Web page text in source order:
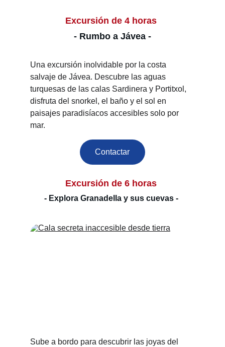
Excursión de 4 horas
- Rumbo a Jávea -
Una excursión inolvidable por la costa
salvaje de Jávea. Descubre las aguas
turquesas de las calas Sardinera y Portitxol,
disfruta del snorkel, el baño y el sol en
paisajes paradisíacos accesibles solo por
mar.
Sube a bordo para descubrir las joyas del
Excursión de 6 horas
- Explora Granadella y sus cuevas -
Contactar